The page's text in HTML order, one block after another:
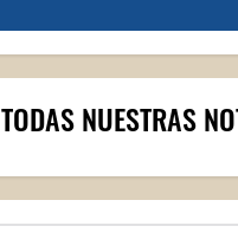
TODAS NUESTRAS